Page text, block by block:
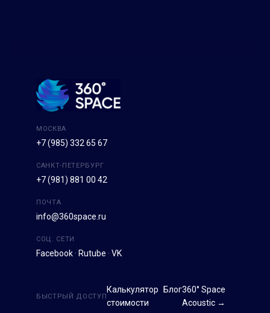
МОСКВА
+7 (985) 332 65 67
САНКТ-ПЕТЕРБУРГ
+7 (981) 881 00 42
ПОЧТА
info@360space.ru
СОЦ. СЕТИ
Facebook · Rutube · VK
БЫСТРЫЙ ДОСТУП
Калькулятор
стоимости
Блог360° Space
Acoustic →